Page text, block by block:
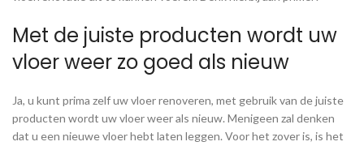
Met de juiste producten wordt uw
vloer weer zo goed als nieuw
Ja, u kunt prima zelf uw vloer renoveren, met gebruik van de juiste
producten wordt uw vloer weer als nieuw. Menigeen zal denken
dat u een nieuwe vloer hebt laten leggen. Voor het zover is, is het